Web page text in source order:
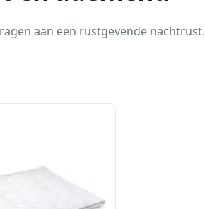
aan een rustgevende nachtrust.